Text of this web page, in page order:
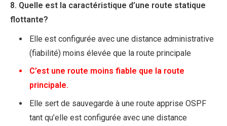
8. Quelle est la caractéristique d’une route statique
flottante?
Elle est configurée avec une distance administrative
(fiabilité) moins élevée que la route principale
C’est une route moins fiable que la route
principale.
Elle sert de sauvegarde à une route apprise OSPF
tant qu’elle est configurée avec une distance